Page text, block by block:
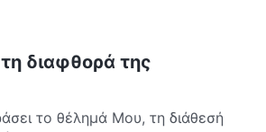
διαφθορά της
το θέλημά Μου, τη διάθεσή